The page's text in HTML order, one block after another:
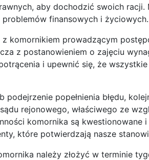
aby dochodzić swoich racji.
finansowych i życiowych.
komornikiem prowadzącym
z postanowieniem o zajęciu
i upewnić się, że
popełnienia błędu,
rejonowego, właściwego ze
komornika są kwestionowane
które potwierdzają nasze
należy złożyć w terminie